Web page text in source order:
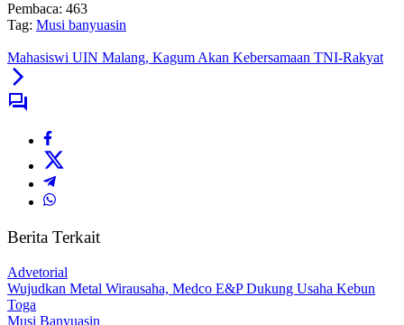
Pembaca: 463
Tag: Musi banyuasin
Mahasiswi UIN Malang, Kagum Akan Kebersamaan TNI-Rakyat
Berita Terkait
Advetorial
Wujudkan Metal Wirausaha, Medco E&P Dukung Usaha Kebun
Toga
Musi Banyuasin